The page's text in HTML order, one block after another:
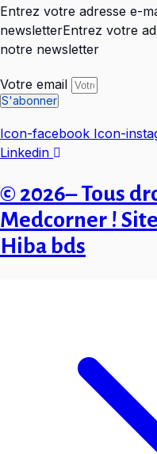
Entrez votre adresse e-
newsletterEntrez votre
notre newsletter
Votre email
S'abonner
Icon-facebook Icon-
Linkedin
© 2026– Tous
Medcorner !
Hiba bds